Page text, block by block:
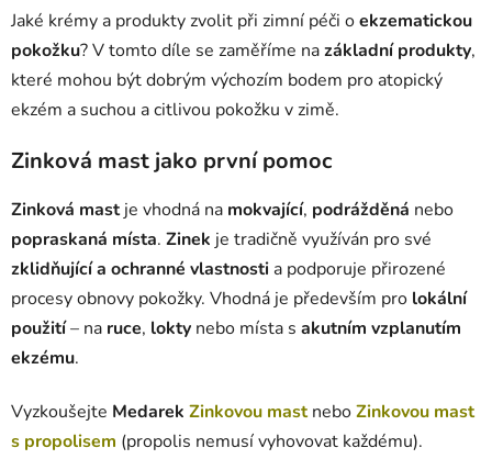
Jaké krémy a produkty zvolit při zimní péči oekzematickou
pokožku? V tomto díle se zaměříme nazákladní produkty,
které mohou být dobrým výchozím bodem pro atopický
ekzém a suchou a citlivou pokožku v zimě.
Zinková mast jako první pomoc
Zinková mastje vhodná na mokvající, podrážděná nebo
popraskaná místa. Zinek je tradičně využíván pro své
zklidňující a ochranné vlastnosti a podporuje přirozené
procesy obnovy pokožky. Vhodná je především pro lokální
použití– na ruce, lokty nebo místa s akutním vzplanutím
ekzému.
Vyzkoušejte Medarek Zinkovou mast neboZinkovou mast
s propolisem (propolis nemusí vyhovovat každému).